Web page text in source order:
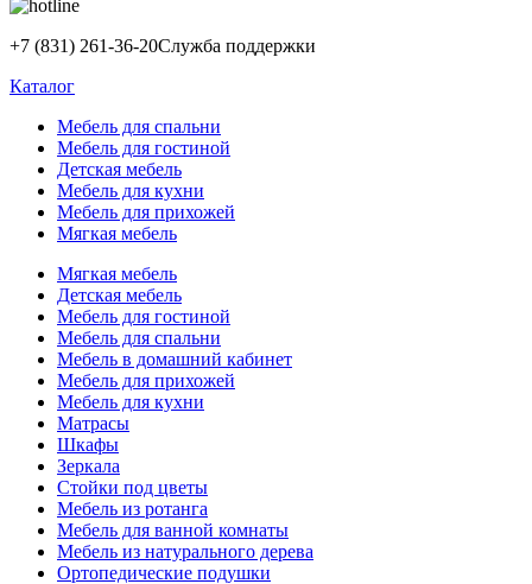
+7 (831) 261-36-20Служба поддержки
Каталог
Мебель для спальни
Мебель для гостиной
Детская мебель
Мебель для кухни
Мебель для прихожей
Мягкая мебель
Мягкая мебель
Детская мебель
Мебель для гостиной
Мебель для спальни
Мебель в домашний кабинет
Мебель для прихожей
Мебель для кухни
Матрасы
Шкафы
Зеркала
Стойки под цветы
Мебель из ротанга
Мебель для ванной комнаты
Мебель из натурального дерева
Ортопедические подушки